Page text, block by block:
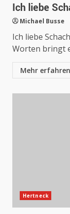
Ich liebe
Michael Busse
Ich liebe
Worten bringt
Mehr erfahren
Hertneck